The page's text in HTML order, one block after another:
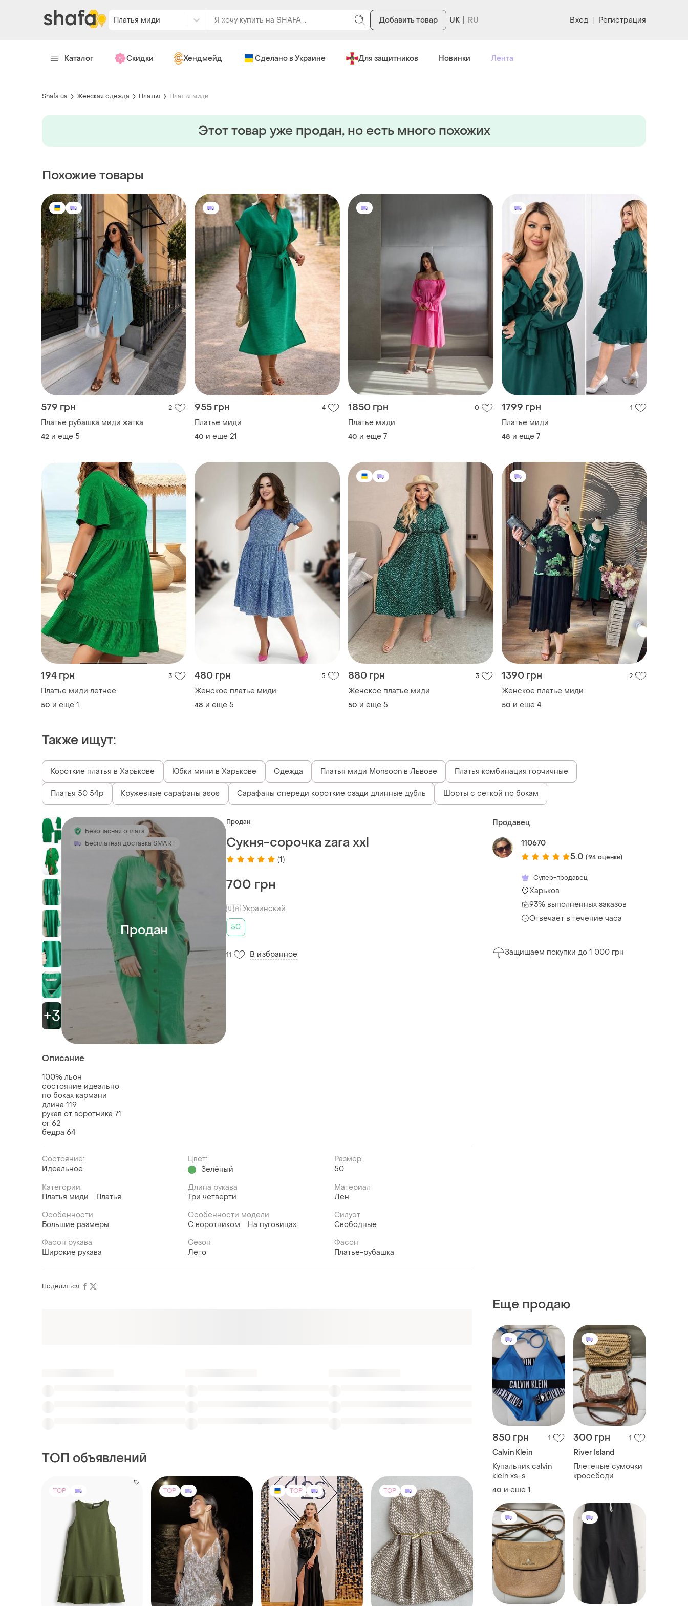
Платья миди Добавить товар UK Вход | Регистрация
Каталог Скидки Хендмейд Сделано в Украине Для защитников Новинки Лента
Shafa.ua Женская одежда Платья Платья миди
Этот товар уже продан, но есть много похожих
Похожие товары
579 грн 2
Платье рубашка миди жатка
42 и еще 5
955 грн 4
Платье миди
40 и еще 21
1850 грн 0
Платье миди
40 и еще 7
1799 грн 1
Платье миди
48 и еще 7
194 грн 3
Платье миди летнее
50 и еще 1
480 грн 5
Женское платье миди
48 и еще 5
880 грн 3
Женское платье миди
50 и еще 5
1390 грн 2
Женское платье миди
50 и еще 4
Также ищут:
Короткие платья в Харькове Юбки мини в Харькове Одежда Платья миди Monsoon в Львове Платья комбинация горчичные
Платья 50 54р Кружевные сарафаны asos Сарафаны спереди короткие сзади длинные дубль Шорты с сеткой по бокам
+3
Безопасная оплата
Бесплатная доставка SMART
Продан
Продан
Сукня-сорочка zara xxl
(1)
700 грн
🇺🇦 Украинский
50
11 В избранное
Описание
100% льон
состояние идеально
по боках кармани
длина 119
рукав от воротника 71
ог 62
бедра 64
Состояние:
Идеальное
Цвет:
Зелёный
Размер:
50
Категории:
Платья миди
Платья
Длина рукава
Три четверти
Материал
Лен
Особенности
Большие размеры
Особенности модели
С воротником
На пуговицах
Силуэт
Свободные
Фасон рукава
Широкие рукава
Сезон
Лето
Фасон
Платье-рубашка
Продавец
110670
5.0 (94 оценки)
Супер-продавец
Харьков
93% выполненных заказов
Отвечает в течение часа
Защищаем покупки до 1 000 грн
Еще продаю
850 грн 1
Calvin Klein
Купальник calvin
klein xs-s
40 и еще 1
300 грн 1
River Island
Плетеные сумочки
кроссбоди
Поделиться:
1150 грн
1250 грн
1035 грн с 13 авг.
H&M
Сукня льон віскоза
6800 грн
Вечірня міні сукня з
камінням, підійде на хс с м
ХS и еще 1
5500 грн 2
Ефектна вечірня сукня з
корсетним
верхом(одягнула один раз),
купувала за 12400)
S и еще
2250 грн 12
2950 грн -24%
Miu Miu
✨ miu miu | оригінальна
коктейльна сукня s m